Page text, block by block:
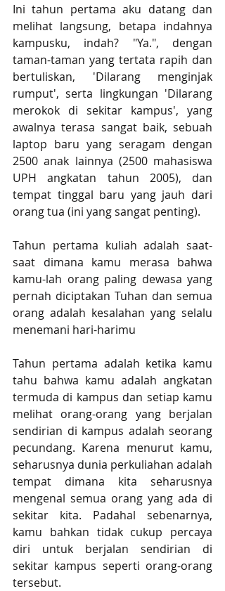
Ini tahun pertama aku datang dan
melihat langsung, betapa indahnya
kampusku, indah? "Ya.", dengan
taman-taman yang tertata rapih dan
bertuliskan, 'Dilarang menginjak
rumput', serta lingkungan 'Dilarang
merokok di sekitar kampus', yang
awalnya terasa sangat baik, sebuah
laptop baru yang seragam dengan
2500 anak lainnya (2500 mahasiswa
UPH angkatan tahun 2005), dan
tempat tinggal baru yang jauh dari
orang tua (ini yang sangat penting).
Tahun pertama kuliah adalah saat-
saat dimana kamu merasa bahwa
kamu-lah orang paling dewasa yang
pernah diciptakan Tuhan dan semua
orang adalah kesalahan yang selalu
menemani hari-harimu
Tahun pertama adalah ketika kamu
tahu bahwa kamu adalah angkatan
termuda di kampus dan setiap kamu
melihat orang-orang yang berjalan
sendirian di kampus adalah seorang
pecundang. Karena menurut kamu,
seharusnya dunia perkuliahan adalah
tempat dimana kita seharusnya
mengenal semua orang yang ada di
sekitar kita. Padahal sebenarnya,
kamu bahkan tidak cukup percaya
diri untuk berjalan sendirian di
sekitar kampus seperti orang-orang
tersebut.